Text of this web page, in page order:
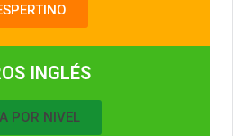
INGLÉS
POR NIVEL